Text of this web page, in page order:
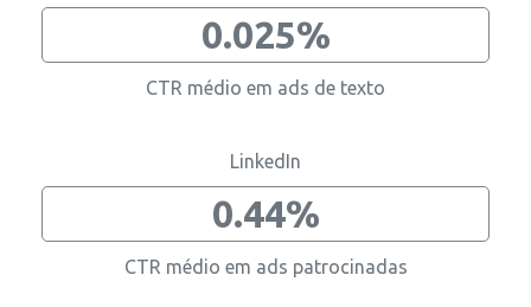
0.025%
CTR médio em ads de texto
LinkedIn
0.44%
CTR médio em ads patrocinadas